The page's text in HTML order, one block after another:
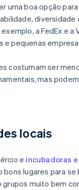
uma boa opção
diversidade
a FedEx e a
e pequenas
costumam ser
mas
locais
e incubadoras
bons lugares para se
grupos muito bem